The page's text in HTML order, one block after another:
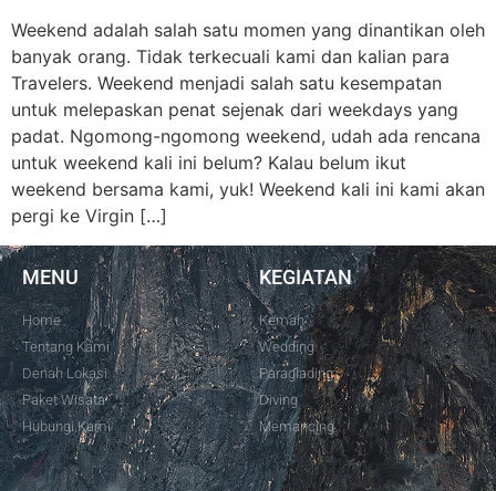
Weekend adalah salah satu momen yang dinantikan oleh
banyak orang. Tidak terkecuali kami dan kalian para
Travelers. Weekend menjadi salah satu kesempatan
untuk melepaskan penat sejenak dari weekdays yang
padat. Ngomong-ngomong weekend, udah ada rencana
untuk weekend kali ini belum? Kalau belum ikut
weekend bersama kami, yuk! Weekend kali ini kami akan
pergi ke Virgin […]
MENU
Home
Tentang Kami
Denah Lokasi
Paket Wisata
Hubungi Kami
KEGIATAN
Kemah
Wedding
Paraglading
Diving
Memancing